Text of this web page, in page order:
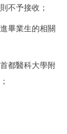
不予接收；
畢業生的相關
首都醫科大學附